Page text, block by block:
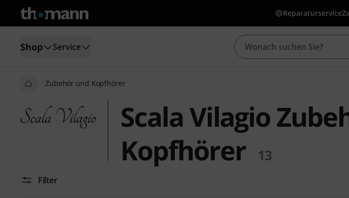
Reparaturservice
Shop Service
Zubehör und Kopfhörer
Scala Vilagio
Kopfhörer
13
Filter